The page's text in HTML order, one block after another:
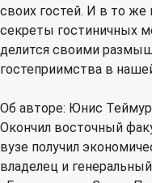
своих гостей. И в то
секреты гостиничных
делится своими
гостеприимства в
Об авторе: Юнис
Окончил восточный
вузе получил
владелец и